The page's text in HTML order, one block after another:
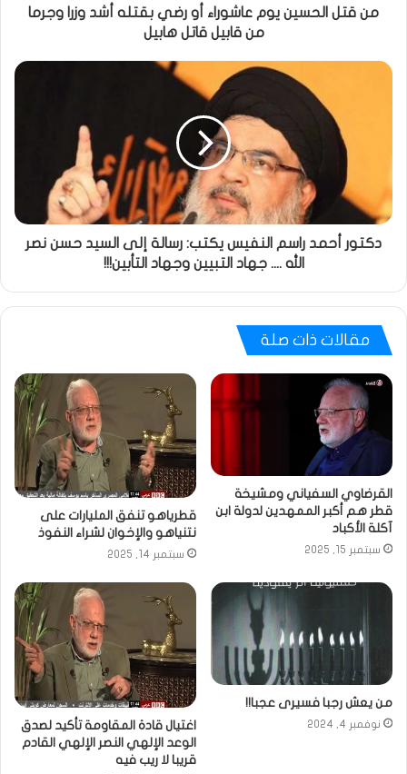
من قتل الحسين يوم عاشوراء أو رضي بقتله أشد وزرا وجرما
من قابيل قاتل هابيل
دكتور أحمد راسم النفيس يكتب: رسالة إلى السيد حسن نصر
الله .... جهاد التبيين وجهاد التأبين!!!
مقالات ذات صلة
القرضاوي السفياني ومشيخة
قطر هم أكبر الممهدين لدولة ابن
آكلة الأكباد
سبتمبر 15, 2025
قطرياهو تنفق المليارات على
نتنياهو والإخوان لشراء النفوذ
سبتمبر 14, 2025
من يعش رجبا فسيرى عجبا!!
نوفمبر 4, 2024
اغتيال قادة المقاومة تأكيد لصدق
الوعد الإلهي النصر الإلهي القادم
قريبا لا ريب فيه